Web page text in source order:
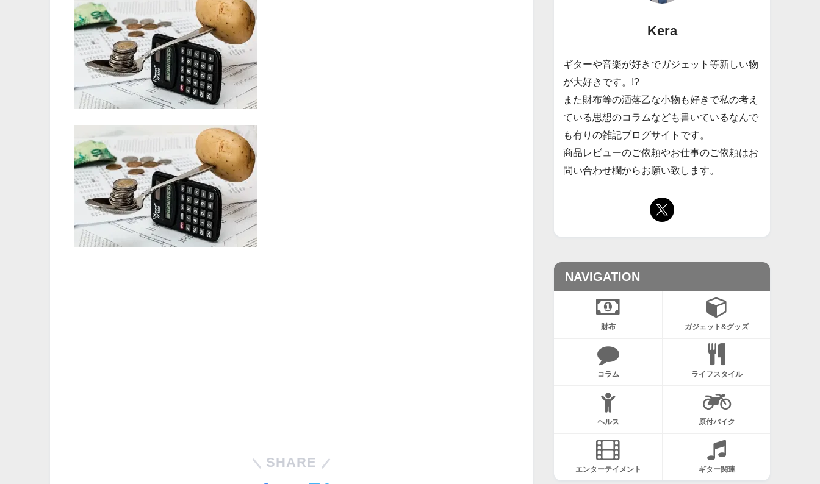
SHARE
Kera
ギターや音楽が好きでガジェット等新しい物
が大好きです。!?
また財布等の洒落乙な小物も好きで私の考え
ている思想のコラムなども書いているなんで
も有りの雑記ブログサイトです。
商品レビューのご依頼やお仕事のご依頼はお
問い合わせ欄からお願い致します。
NAVIGATION
財布 ガジェット&グッズ
コラム ライフスタイル
ヘルス 原付バイク
エンターテイメント ギター関連